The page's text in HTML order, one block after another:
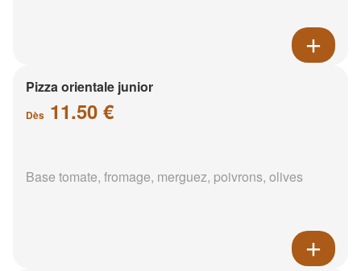
Pizza orientale junior
Dès 11.50 €
Base tomate, fromage, merguez, poivrons, olives